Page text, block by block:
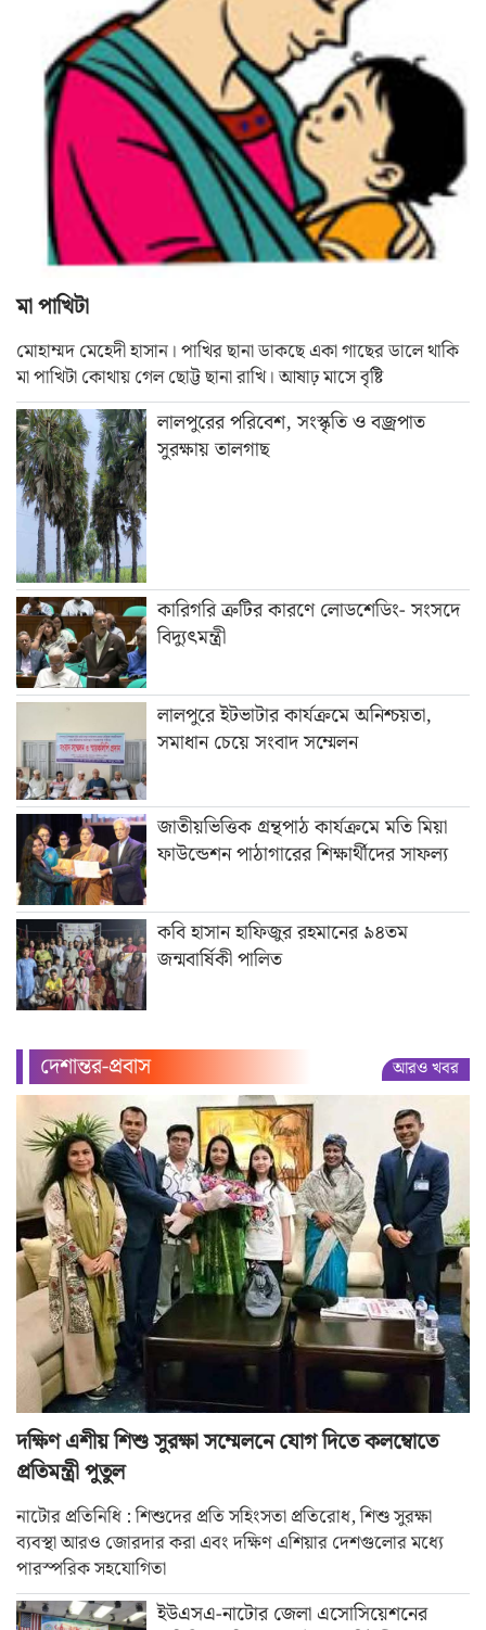
মা পাখিটা
মোহাম্মদ মেহেদী হাসান। পাখির ছানা ডাকছে একা গাছের ডালে থাকি
মা পাখিটা কোথায় গেল ছোট্ট ছানা রাখি। আষাঢ় মাসে বৃষ্টি
লালপুরের পরিবেশ, সংস্কৃতি ও বজ্রপাত
সুরক্ষায় তালগাছ
কারিগরি ত্রুটির কারণে লোডশেডিং- সংসদে
বিদ্যুৎমন্ত্রী
লালপুরে ইটভাটার কার্যক্রমে অনিশ্চয়তা,
সমাধান চেয়ে সংবাদ সম্মেলন
জাতীয়ভিত্তিক গ্রন্থপাঠ কার্যক্রমে মতি মিয়া
ফাউন্ডেশন পাঠাগারের শিক্ষার্থীদের সাফল্য
কবি হাসান হাফিজুর রহমানের ৯৪তম
জন্মবার্ষিকী পালিত
দেশান্তর-প্রবাস আরও খবর
দক্ষিণ এশীয় শিশু সুরক্ষা সম্মেলনে যোগ দিতে কলম্বোতে
প্রতিমন্ত্রী পুতুল
নাটোর প্রতিনিধি : শিশুদের প্রতি সহিংসতা প্রতিরোধ, শিশু সুরক্ষা
ব্যবস্থা আরও জোরদার করা এবং দক্ষিণ এশিয়ার দেশগুলোর মধ্যে
পারস্পরিক সহযোগিতা
ইউএসএ-নাটোর জেলা এসোসিয়েশনের